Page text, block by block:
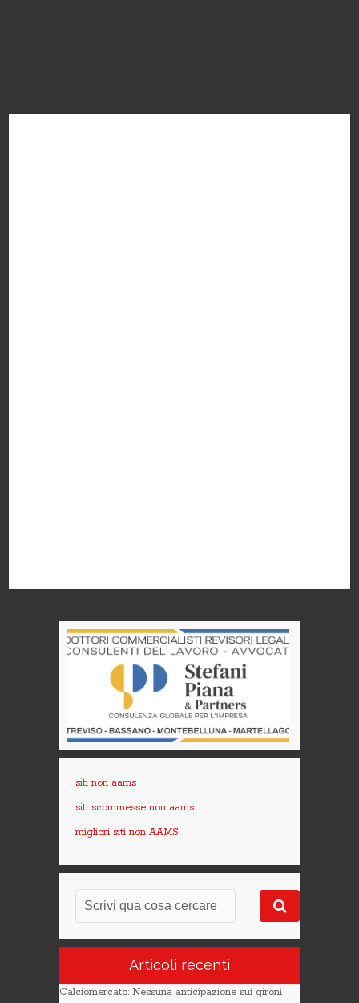
siti non aams
siti scommesse non aams
migliori siti non AAMS
Articoli recenti
Calciomercato: Nessuna anticipazione sui gironi